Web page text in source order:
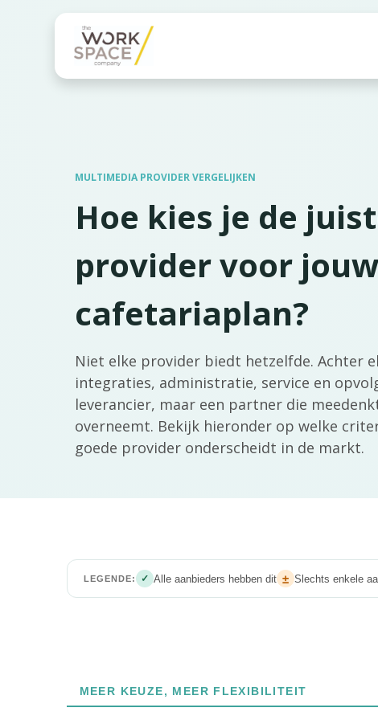
MULTIMEDIA PROVIDER VERGELIJKEN
Hoe kies je de
provider voor jouw
cafetariaplan?
Niet elke provider biedt hetzelfde. Achter
integraties, administratie, service en
leverancier, maar een partner die
overneemt. Bekijk hieronder op welke
goede provider onderscheidt in de markt.
LEGENDE: ✓ Alle aanbieders hebben dit ± Slechts enkele
MEER KEUZE, MEER FLEXIBILITEIT